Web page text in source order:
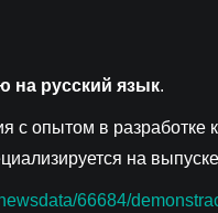
на русский язык.
с опытом в разработке
на
66684/